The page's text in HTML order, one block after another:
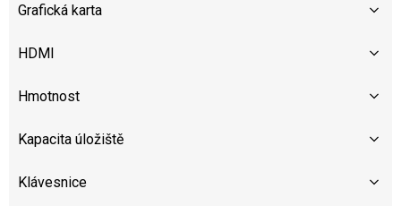
Grafická karta
HDMI
Hmotnost
Kapacita úložiště
Klávesnice